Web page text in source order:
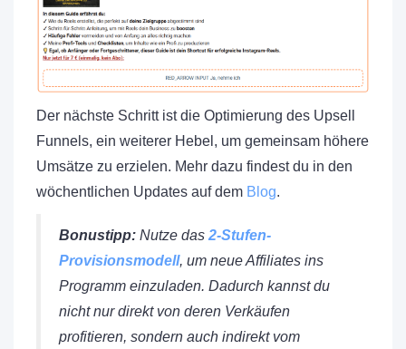
Der nächste Schritt ist die Optimierung des Upsell
Funnels, ein weiterer Hebel, um gemeinsam höhere
Umsätze zu erzielen. Mehr dazu findest du in den
wöchentlichen Updates auf dem Blog.
Bonustipp: Nutze das 2-Stufen-
Provisionsmodell, um neue Affiliates ins
Programm einzuladen. Dadurch kannst du
nicht nur direkt von deren Verkäufen
profitieren, sondern auch indirekt vom